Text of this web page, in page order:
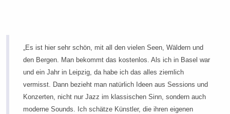
„Es ist hier sehr schön, mit all den vielen Seen, Wäldern und
den Bergen. Man bekommt das kostenlos. Als ich in Basel war
und ein Jahr in Leipzig, da habe ich das alles ziemlich
vermisst. Dann bezieht man natürlich Ideen aus Sessions und
Konzerten, nicht nur Jazz im klassischen Sinn, sondern auch
moderne Sounds. Ich schätze Künstler, die ihren eigenen